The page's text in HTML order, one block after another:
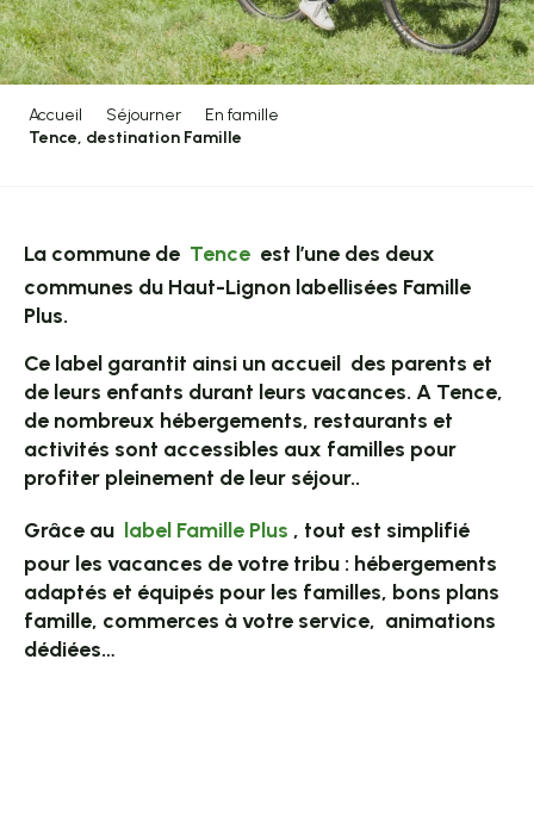
Accueil Séjourner
En famille
Tence, destination Famille
La commune de Tence est l’une des deux
communes du Haut-Lignon labellisées Famille
Plus.
Ce label garantit ainsi un accueil des parents et
de leurs enfants durant leurs vacances. A Tence,
de nombreux hébergements, restaurants et
activités sont accessibles aux familles pour
profiter pleinement de leur séjour..
Grâce au label Famille Plus , tout est simplifié
pour les vacances de votre tribu : hébergements
adaptés et équipés pour les familles, bons plans
famille, commerces à votre service, animations
dédiées…